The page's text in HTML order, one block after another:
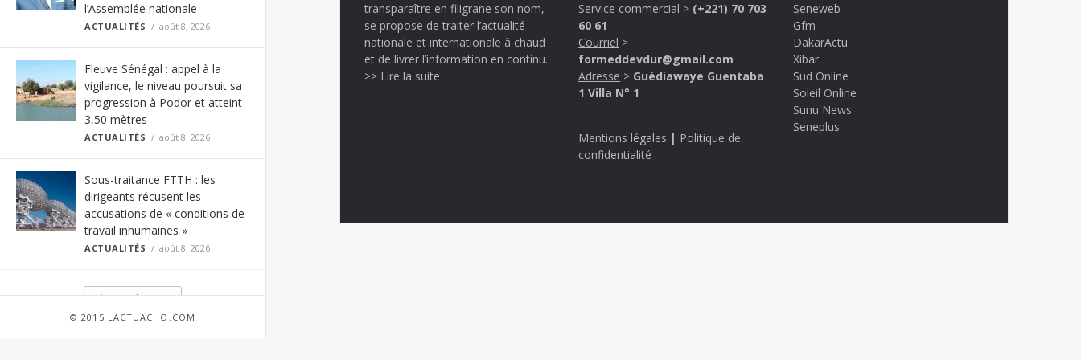
l’Assemblée nationale
ACTUALITÉS août 8, 2026
Fleuve Sénégal : appel à la
vigilance, le niveau poursuit sa
progression à Podor et atteint
3,50 mètres
ACTUALITÉS août 8, 2026
Sous-traitance FTTH : les
dirigeants récusent les
accusations de « conditions de
travail inhumaines »
ACTUALITÉS août 8, 2026
Load More
© 2015 LACTUACHO.COM
transparaître en filigrane son nom,
se propose de traiter l’actualité
nationale et internationale à chaud
et de livrer l’information en continu.
>> Lire la suite
Service commercial > (+221) 70 703
60 61
Courriel >
formeddevdur@gmail.com
Adresse > Guédiawaye Guentaba
1 Villa N° 1
Mentions légales | Politique de
confidentialité
Seneweb
Gfm
DakarActu
Xibar
Sud Online
Soleil Online
Sunu News
Seneplus